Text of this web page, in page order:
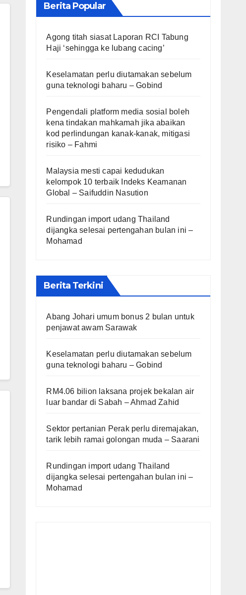
Berita Popular
Agong titah siasat Laporan RCI Tabung
Haji ‘sehingga ke lubang cacing’
Keselamatan perlu diutamakan sebelum
guna teknologi baharu – Gobind
Pengendali platform media sosial boleh
kena tindakan mahkamah jika abaikan
kod perlindungan kanak-kanak, mitigasi
risiko – Fahmi
Malaysia mesti capai kedudukan
kelompok 10 terbaik Indeks Keamanan
Global – Saifuddin Nasution
Rundingan import udang Thailand
dijangka selesai pertengahan bulan ini –
Mohamad
Berita Terkini
Abang Johari umum bonus 2 bulan untuk
penjawat awam Sarawak
Keselamatan perlu diutamakan sebelum
guna teknologi baharu – Gobind
RM4.06 bilion laksana projek bekalan air
luar bandar di Sabah – Ahmad Zahid
Sektor pertanian Perak perlu diremajakan,
tarik lebih ramai golongan muda – Saarani
Rundingan import udang Thailand
dijangka selesai pertengahan bulan ini –
Mohamad